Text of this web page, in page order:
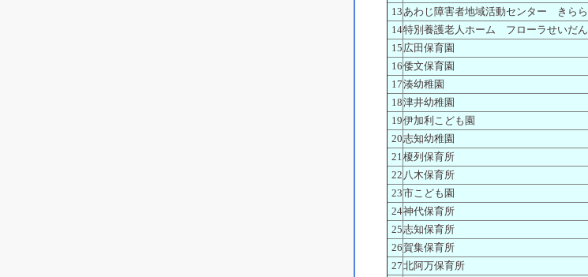
13あわじ障害者地域活動センター きらら
14特別養護老人ホーム フローラせいだん
15 広田保育園
16倭文保育園
17湊幼稚園
18津井幼稚園
19伊加利こども園
20志知幼稚園
21榎列保育所
22 八木保育所
23市こども園
24神代保育所
25志知保育所
26賀集保育所
27北阿万保育所